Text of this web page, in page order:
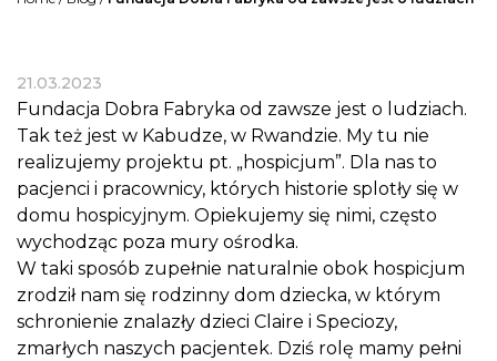
21.03.2023
Fundacja Dobra Fabryka od zawsze jest o ludziach.
Tak też jest w Kabudze, w Rwandzie. My tu nie
realizujemy projektu pt. „hospicjum”. Dla nas to
pacjenci i pracownicy, których historie splotły się w
domu hospicyjnym. Opiekujemy się nimi, często
wychodząc poza mury ośrodka.
W taki sposób zupełnie naturalnie obok hospicjum
zrodził nam się rodzinny dom dziecka, w którym
schronienie znalazły dzieci Claire i Speciozy,
zmarłych naszych pacjentek. Dziś rolę mamy pełni